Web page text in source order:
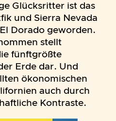
Glücksritter ist das
und Sierra Nevada
Dorado geworden.
stellt
fünftgrößte
Erde dar. Und
ökonomischen
auch durch
Kontraste.